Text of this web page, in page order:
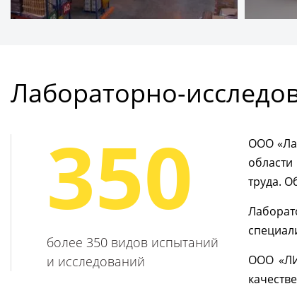
Лабораторно-
350
более 350 видов испытаний
и исследований
ООО
труда.
ООО
качестве